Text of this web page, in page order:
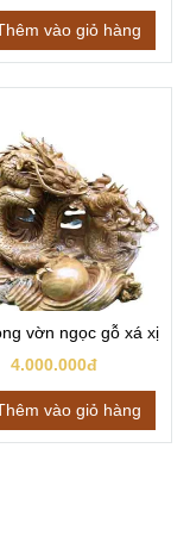
vào giỏ hàng
vờn ngọc gỗ xá xị
4.000.000đ
vào giỏ hàng